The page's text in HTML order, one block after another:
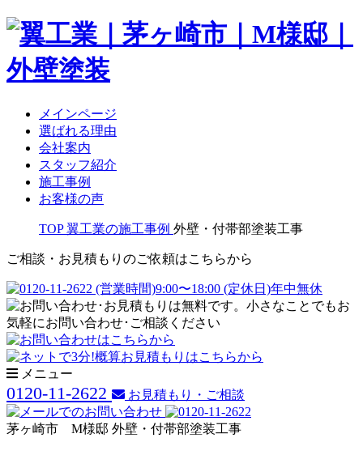
メインページ
選ばれる理由
会社案内
スタッフ紹介
施工事例
お客様の声
TOP 翼工業の施工事例 外壁・付帯部塗装工事
ご相談・お見積もりのご依頼はこちらから
メニュー
0120-11-2622 お見積もり・ご相談
茅ヶ崎市 M様邸 外壁・付帯部塗装工事